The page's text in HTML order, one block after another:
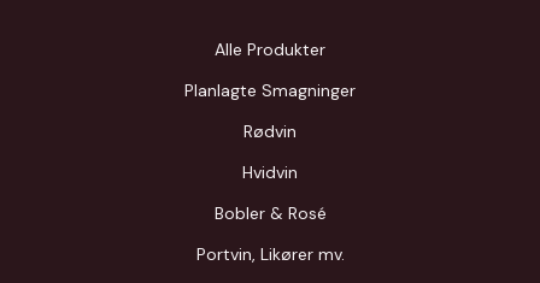
Alle Produkter
Planlagte Smagninger
Rødvin
Hvidvin
Bobler & Rosé
Portvin, Likører mv.